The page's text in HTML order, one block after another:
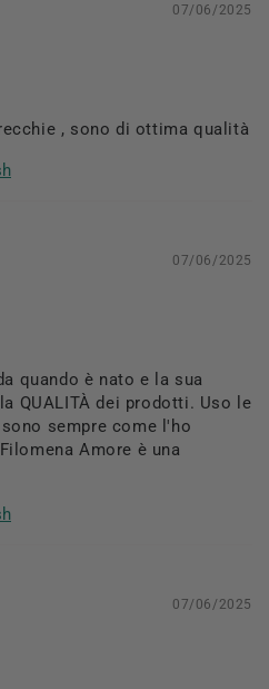
07/06/2025
, sono di ottima qualità
07/06/2025
quando è nato e la sua
QUALITÀ dei prodotti. Uso le
sempre come l'ho
Amore è una
07/06/2025